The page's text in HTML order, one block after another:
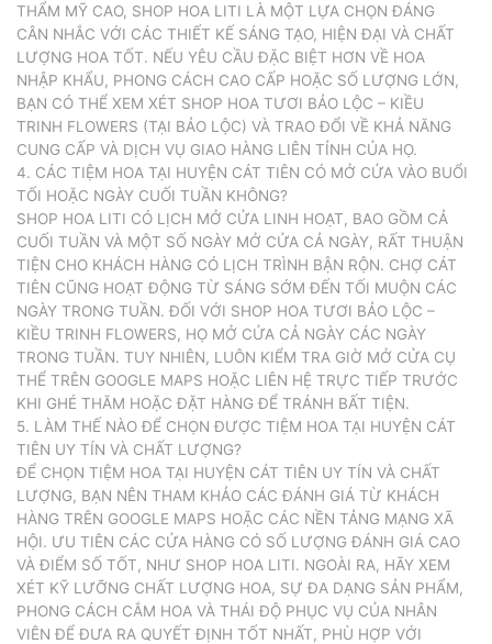
THẨM MỸ CAO, SHOP HOA LITI LÀ MỘT LỰA CHỌN ĐÁNG
CÂN NHẮC VỚI CÁC THIẾT KẾ SÁNG TẠO, HIỆN ĐẠI VÀ CHẤT
LƯỢNG HOA TỐT. NẾU YÊU CẦU ĐẶC BIỆT HƠN VỀ HOA
NHẬP KHẨU, PHONG CÁCH CAO CẤP HOẶC SỐ LƯỢNG LỚN,
BẠN CÓ THỂ XEM XÉT SHOP HOA TƯƠI BẢO LỘC – KIỀU
TRINH FLOWERS (TẠI BẢO LỘC) VÀ TRAO ĐỔI VỀ KHẢ NĂNG
CUNG CẤP VÀ DỊCH VỤ GIAO HÀNG LIÊN TỈNH CỦA HỌ.
4. CÁC TIỆM HOA TẠI HUYỆN CÁT TIÊN CÓ MỞ CỬA VÀO BUỔI
TỐI HOẶC NGÀY CUỐI TUẦN KHÔNG?
SHOP HOA LITI CÓ LỊCH MỞ CỬA LINH HOẠT, BAO GỒM CẢ
CUỐI TUẦN VÀ MỘT SỐ NGÀY MỞ CỬA CẢ NGÀY, RẤT THUẬN
TIỆN CHO KHÁCH HÀNG CÓ LỊCH TRÌNH BẬN RỘN. CHỢ CÁT
TIÊN CŨNG HOẠT ĐỘNG TỪ SÁNG SỚM ĐẾN TỐI MUỘN CÁC
NGÀY TRONG TUẦN. ĐỐI VỚI SHOP HOA TƯƠI BẢO LỘC –
KIỀU TRINH FLOWERS, HỌ MỞ CỬA CẢ NGÀY CÁC NGÀY
TRONG TUẦN. TUY NHIÊN, LUÔN KIỂM TRA GIỜ MỞ CỬA CỤ
THỂ TRÊN GOOGLE MAPS HOẶC LIÊN HỆ TRỰC TIẾP TRƯỚC
KHI GHÉ THĂM HOẶC ĐẶT HÀNG ĐỂ TRÁNH BẤT TIỆN.
5. LÀM THẾ NÀO ĐỂ CHỌN ĐƯỢC TIỆM HOA TẠI HUYỆN CÁT
TIÊN UY TÍN VÀ CHẤT LƯỢNG?
ĐỂ CHỌN TIỆM HOA TẠI HUYỆN CÁT TIÊN UY TÍN VÀ CHẤT
LƯỢNG, BẠN NÊN THAM KHẢO CÁC ĐÁNH GIÁ TỪ KHÁCH
HÀNG TRÊN GOOGLE MAPS HOẶC CÁC NỀN TẢNG MẠNG XÃ
HỘI. ƯU TIÊN CÁC CỬA HÀNG CÓ SỐ LƯỢNG ĐÁNH GIÁ CAO
VÀ ĐIỂM SỐ TỐT, NHƯ SHOP HOA LITI. NGOÀI RA, HÃY XEM
XÉT KỸ LƯỠNG CHẤT LƯỢNG HOA, SỰ ĐA DẠNG SẢN PHẨM,
PHONG CÁCH CẮM HOA VÀ THÁI ĐỘ PHỤC VỤ CỦA NHÂN
VIÊN ĐỂ ĐƯA RA QUYẾT ĐỊNH TỐT NHẤT, PHÙ HỢP VỚI